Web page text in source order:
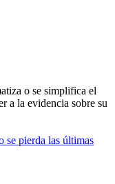
o se simplifica el
a la evidencia sobre su
se pierda las últimas